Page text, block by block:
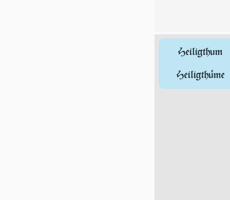
Hei­lig­thum
Heiligthüme